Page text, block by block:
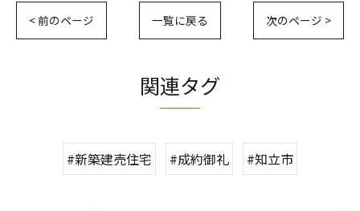
< 前のページ 一覧に戻る 次のページ >
関連タグ
#新築建売住宅 #成約御礼 #知立市